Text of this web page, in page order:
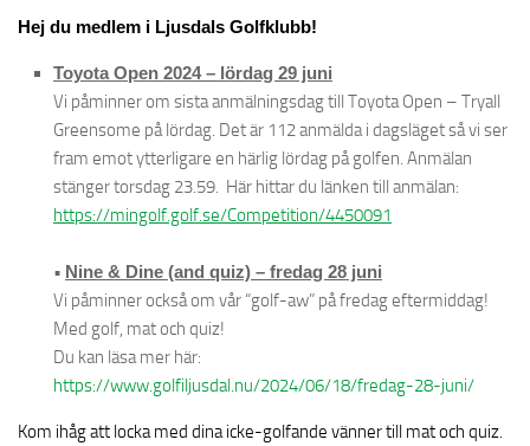
Hej du medlem i Ljusdals Golfklubb!
Toyota Open 2024 – lördag 29 juni
Vi påminner om sista anmälningsdag till Toyota Open – Tryall
Greensome på lördag. Det är 112 anmälda i dagsläget så vi ser
fram emot ytterligare en härlig lördag på golfen. Anmälan
stänger torsdag 23.59. Här hittar du länken till anmälan:
https://mingolf.golf.se/Competition/4450091
• Nine & Dine (and quiz) – fredag 28 juni
Vi påminner också om vår “golf-aw” på fredag eftermiddag!
Med golf, mat och quiz!
Du kan läsa mer här:
https://www.golfiljusdal.nu/2024/06/18/fredag-28-juni/
Kom ihåg att locka med dina icke-golfande vänner till mat och quiz.